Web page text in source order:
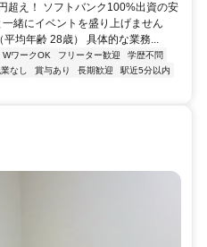
超え！ ソフトバンク100%出資の安
緒にイベントを盛り上げません
均年齢 28歳） 具体的な業務...
WワークOK フリーター歓迎
学歴不問
なし 賞与あり 長期歓迎
駅近5分以内